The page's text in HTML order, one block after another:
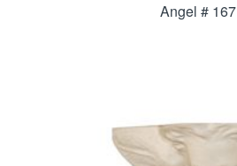
Angel # 167